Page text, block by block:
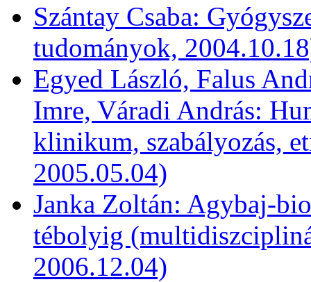
Szántay Csaba:
tudományok,
Egyed László, Falus
Imre, Váradi András:
klinikum, szabályozás,
2005.05.04)
Janka Zoltán: Agybaj-
tébolyig
2006.12.04)